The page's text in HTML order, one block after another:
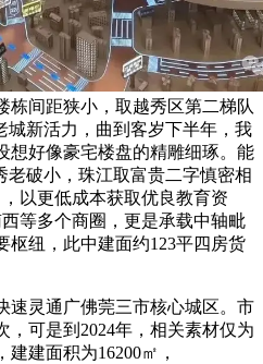
栋间距狭小，取越秀区第二梯队
城新活力，曲到客岁下半年，我
想好像豪宅楼盘的精雕细琢。能
老破小，珠江取富贵二字慎密相
以更低成本获取优良教育资
等多个商圈，更是承载中轴毗
枢纽，此中建面约123平四房货
灵通广佛莞三市核心城区。市
，可是到2024年，相关素材仅为
建面积为16200㎡，